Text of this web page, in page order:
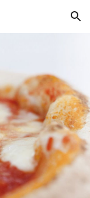
Skip to navigation